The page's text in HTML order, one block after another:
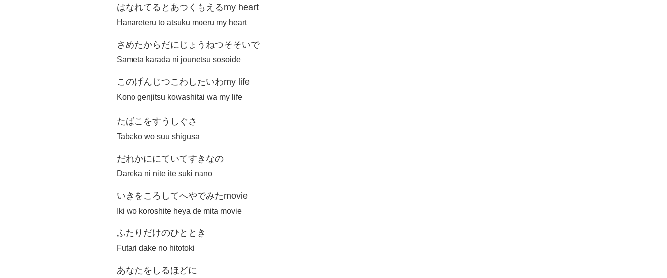
はなれてるとあつくもえるmy heart
Hanareteru to atsuku moeru my heart
さめたからだにじょうねつそそいで
Sameta karada ni jounetsu sosoide
このげんじつこわしたいわmy life
Kono genjitsu kowashitai wa my life
たばこをすうしぐさ
Tabako wo suu shigusa
だれかににていてすきなの
Dareka ni nite ite suki nano
いきをころしてへやでみたmovie
Iki wo koroshite heya de mita movie
ふたりだけのひととき
Futari dake no hitotoki
あなたをしるほどに